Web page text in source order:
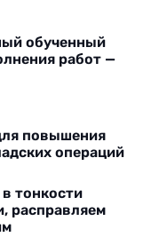
обученный
работ —
повышения
операций
тонкости
расправляем